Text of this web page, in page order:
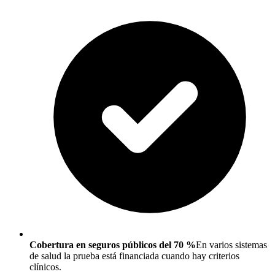
Cobertura en seguros públicos del 70 %En varios sistemas
de salud la prueba está financiada cuando hay criterios
clínicos.